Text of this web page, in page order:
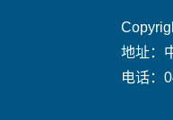
地址：
电话：